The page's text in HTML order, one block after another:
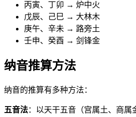
丙寅、丁卯 → 炉中火
戊辰、己巳 → 大林木
庚午、辛未 → 路旁土
壬申、癸酉 → 剑锋金
纳音推算方法
纳音的推算有多种方法：
五音法：以天干五音（宫属土、商属